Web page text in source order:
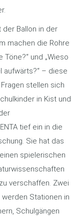
der Ballon in der
machen die Rohre
und „Wieso
aufwärts?“ – diese
stellen sich
in Kist und
tief ein in die
Sie hat das
spielerischen
verschaffen. Zwei
werden Stationen in
Schulgängen